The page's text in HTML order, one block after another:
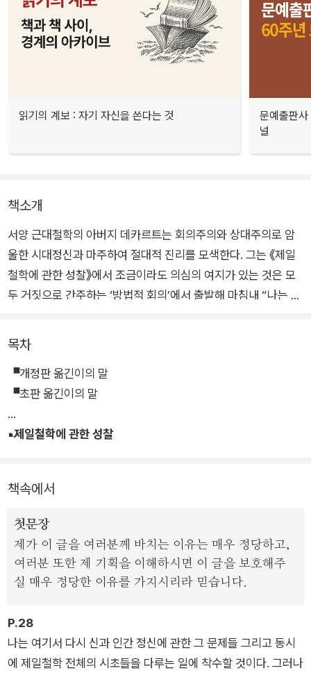
읽기의 계보 : 자기 자신을 쓴다는 것
문예출판
널
책소개
서양 근대철학의 아버지 데카르트는 회의주의와 상대주의로 암
울한 시대정신과 마주하여 절대적 진리를 모색한다. 그는 《제일
철학에 관한 성찰》에서 조금이라도 의심의 여지가 있는 것은 모
두 거짓으로 간주하는 ‘방법적 회의’에서 출발해 마침내 “나는 사
진리로 확신하고, 이를 철학의 제일원리로 정립한다.
이로부터 신은 현존한다는 것, 정신은 신체와 실재적으로 구별된
다는 것을 입증하고 자연학의 새로운 토대들을 마련한다. 이 책은
데카르트의 형이상학적 사유가 온전히 담긴 《제일철학에 관한 성
찰》, 데카르트적 의심이 더욱 분명히 개진된 《자연의 빛에 의한
카르트가 답변한 〈기하학적 배열에 따라 신의 현존 및 영혼과 육
체의 구별을 입증하는 근거들〉을 함께 엮어, 데카르트 형이상학
을 총체적으로 조망할 수 있게 했다.
목차
▝개정판 옮긴이의 말
▝초판 옮긴이의 말
▪제일철학에 관한 성찰
책속에서
첫문장
제가 이 글을 여러분께 바치는 이유는 매우 정당하고,
여러분 또한 제 기획을 이해하시면 이 글을 보호해주
실 매우 정당한 이유를 가지시리라 믿습니다.
P.28
나는 여기서 다시 신과 인간 정신에 관한 그 문제들 그리고 동시
에 제일철학 전체의 시초들을 다루는 일에 착수할 것이다. 그러나